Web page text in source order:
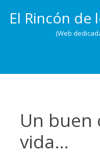
El Rincón de
(Web
Un buen
vida…